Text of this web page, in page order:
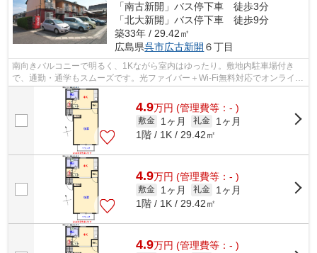
「南古新開」バス停下車 徒歩3分
「北大新開」バス停下車 徒歩9分
築33年 / 29.42㎡
広島県呉市広古新開 ６丁目
南向きバルコニーで明るく、1Kながら室内はゆったり。敷地内駐車場付き
で、通勤・通学もスムーズです。光ファイバー＋Wi-Fi無料対応でオンライン
授業や在宅ワークも安心。浴室には窓が...
4.9万円 (管理費等：- )
敷金 1ヶ月 礼金
1ヶ月
1階 / 1K / 29.42㎡
4.9万円 (管理費等：- )
敷金 1ヶ月 礼金
1ヶ月
1階 / 1K / 29.42㎡
4.9万円 (管理費等：- )